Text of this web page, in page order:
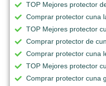
TOP Mejores protector
Comprar protector cuna
TOP Mejores protector
Comprar protector de
Comprar protector cuna
TOP Mejores protector
Comprar protector cuna